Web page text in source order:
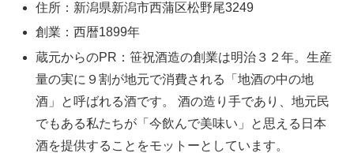
住所：新潟県新潟市西蒲区松野尾3249
創業：西暦1899年
蔵元からのPR：笹祝酒造の創業は明治３２年。生産
量の実に９割が地元で消費される「地酒の中の地
酒」と呼ばれる酒です。 酒の造り手であり、地元民
でもある私たちが「今飲んで美味い」と思える日本
酒を提供することをモットーとしています。